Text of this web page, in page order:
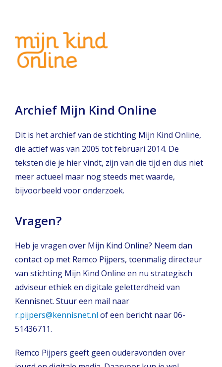
Archief Mijn Kind Online
Dit is het archief van de stichting Mijn Kind Online,
die actief was van 2005 tot februari 2014. De
teksten die je hier vindt, zijn van die tijd en dus niet
meer actueel maar nog steeds met waarde,
bijvoorbeeld voor onderzoek.
Vragen?
Heb je vragen over Mijn Kind Online? Neem dan
contact op met Remco Pijpers, toenmalig directeur
van stichting Mijn Kind Online en nu strategisch
adviseur ethiek en digitale geletterdheid van
Kennisnet. Stuur een mail naar
r.pijpers@kennisnet.nl of een bericht naar 06-
51436711.
Remco Pijpers geeft geen ouderavonden over